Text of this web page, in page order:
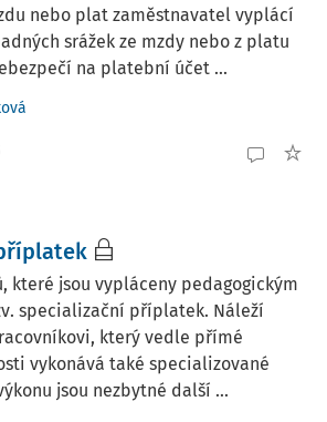
nebo plat zaměstnavatel vyplácí
srážek ze mzdy nebo z platu
na platební účet ...
které jsou vypláceny pedagogickým
specializační příplatek. Náleží
který vedle přímé
vykonává také specializované
jsou nezbytné další ...